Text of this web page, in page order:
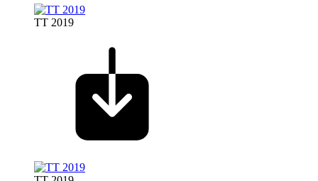
TT 2019